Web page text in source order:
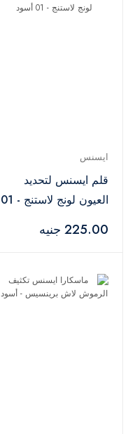
ايسنس
قلم ايسنس لتحديد
العيون لونج لاستنج - 01
225.00 جنيه